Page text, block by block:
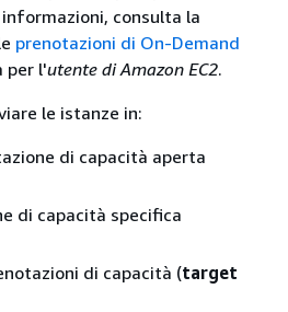
consulta la
prenotazioni di On-Demand
per l'utente di Amazon EC2.
le istanze in:
di capacità aperta
di capacità specifica
di capacità (target